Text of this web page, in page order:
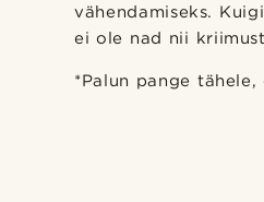
vähendamiseks.
ei ole nad nii
*Palun pange